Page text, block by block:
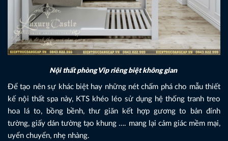
Nội thất phòng Vip riêng biệt không gian
Để tạo nên sự khác biệt hay những nét chấm phá cho mẫu thiết
kế nội thất spa này, KTS khéo léo sử dụng hệ thống tranh treo
hoa lá to, bồng bềnh, thư giãn kết hợp gương to bản đính
tường, giấy dán tường tạo khung …. mang lại cảm giác mềm mại,
uyển chuyển, nhẹ nhàng.